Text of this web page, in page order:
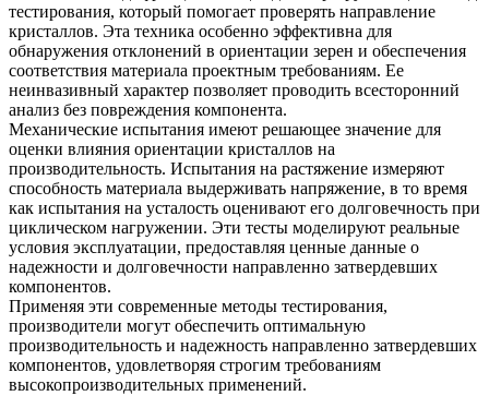
тестирования, который помогает проверять направление
кристаллов. Эта техника особенно эффективна для
обнаружения отклонений в ориентации зерен и обеспечения
соответствия материала проектным требованиям. Ее
неинвазивный характер позволяет проводить всесторонний
анализ без повреждения компонента.
Механические испытания имеют решающее значение для
оценки влияния ориентации кристаллов на
производительность. Испытания на растяжение измеряют
способность материала выдерживать напряжение, в то время
как испытания на усталость оценивают его долговечность при
циклическом нагружении. Эти тесты моделируют реальные
условия эксплуатации, предоставляя ценные данные о
надежности и долговечности направленно затвердевших
компонентов.
Применяя эти современные методы тестирования,
производители могут обеспечить оптимальную
производительность и надежность направленно затвердевших
компонентов, удовлетворяя строгим требованиям
высокопроизводительных применений.